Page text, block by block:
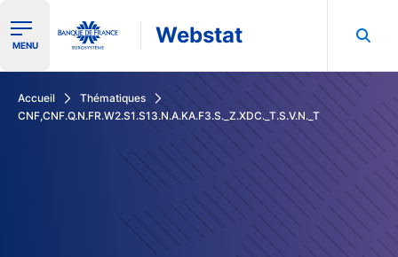
Ouvrir le menu de navigation
MENU Webstat
Accueil
Thématiques
CNF,CNF.Q.N.FR.W2.S1.S13.N.A.KA.F3.S._Z.XDC._T.S.V.N._T